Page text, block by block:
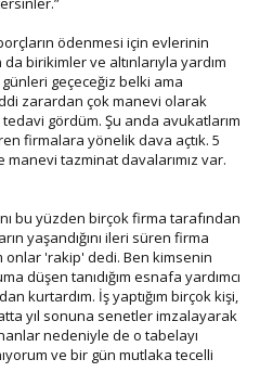
ödenmesi için evlerinin
birikimler ve altınlarıyla yardım
günleri geçeceğiz belki ama
zarardan çok manevi olarak
gördüm. Şu anda avukatlarım
firmalara yönelik dava açtık. 5
tazminat davalarımız var.
bu yüzden birçok firma tarafından
yaşandığını ileri süren firma
onlar 'rakip' dedi. Ben kimsenin
düşen tanıdığım esnafa yardımcı
kurtardım. İş yaptığım birçok kişi,
yıl sonuna senetler imzalayarak
nedeniyle de o tabelayı
ve bir gün mutlaka tecelli